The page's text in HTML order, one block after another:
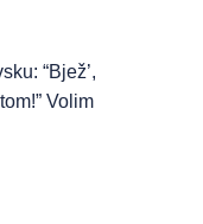
“Bjež’,
Volim